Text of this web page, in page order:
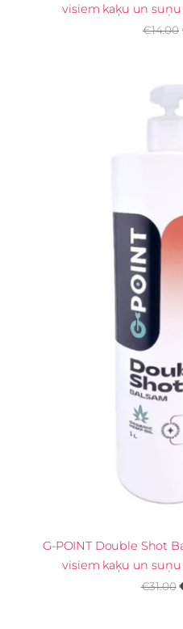
visiem kaķu un
€14.00
G-POINT Double Shot
visiem kaķu un
€31.00